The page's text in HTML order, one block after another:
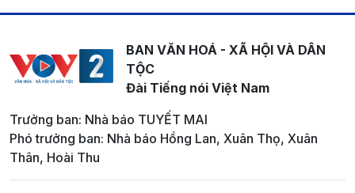
BAN VĂN HOÁ - XÃ HỘI VÀ DÂN
TỘC
Đài Tiếng nói Việt Nam
Trưởng ban: Nhà báo TUYẾT MAI
Phó trưởng ban: Nhà báo Hồng Lan, Xuân Thọ, Xuân
Thân, Hoài Thu